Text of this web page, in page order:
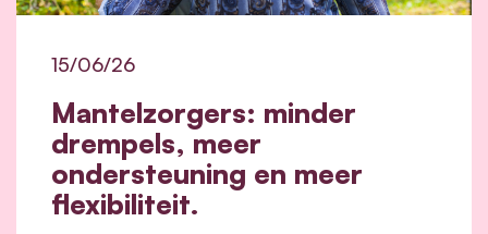
Mantelzorgers: minder
drempels, meer
ondersteuning en meer
flexibiliteit.
15/06/26